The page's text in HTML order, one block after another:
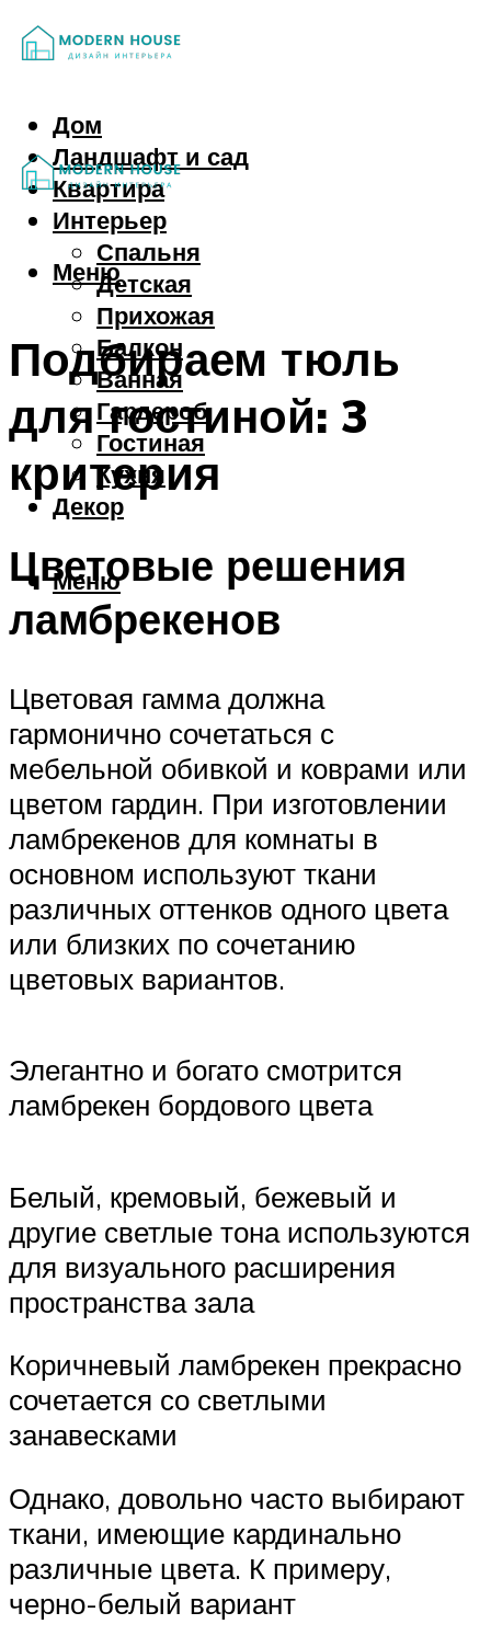
Дом
Ландшафт и сад
Квартира
Интерьер
Спальня
Детская
Прихожая
Балкон
Ванная
Гардероб
Гостиная
Кухня
Декор
Меню
Меню
Подбираем тюль
для гостиной: 3
критерия
Цветовые решения
ламбрекенов
Цветовая гамма должна
гармонично сочетаться с
мебельной обивкой и коврами или
цветом гардин. При изготовлении
ламбрекенов для комнаты в
основном используют ткани
различных оттенков одного цвета
или близких по сочетанию
цветовых вариантов.
Элегантно и богато смотрится
ламбрекен бордового цвета
Белый, кремовый, бежевый и
другие светлые тона используются
для визуального расширения
пространства зала
Коричневый ламбрекен прекрасно
сочетается со светлыми
занавесками
Однако, довольно часто выбирают
ткани, имеющие кардинально
различные цвета. К примеру,
черно-белый вариант